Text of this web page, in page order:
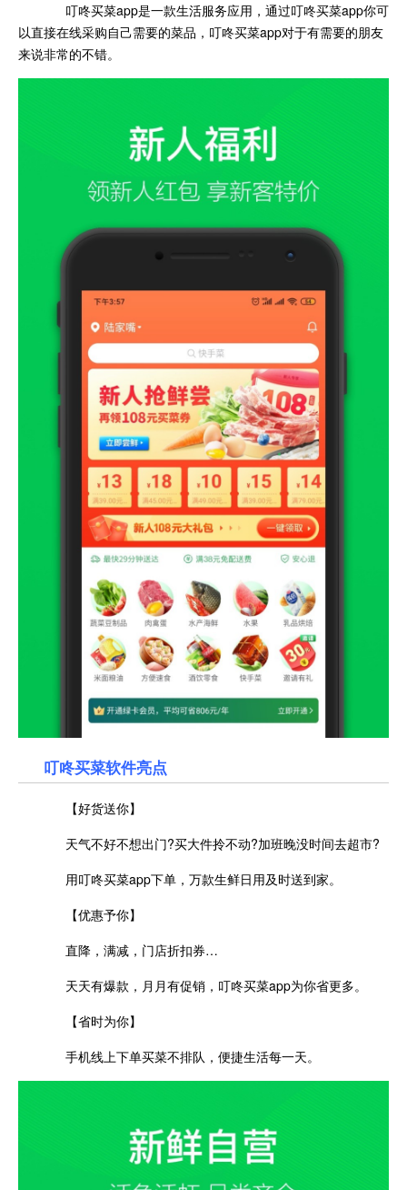
叮咚买菜app是一款生活服务应用，通过叮咚买菜app你可
以直接在线采购自己需要的菜品，叮咚买菜app对于有需要的朋友
来说非常的不错。
叮咚买菜软件亮点
【好货送你】
天气不好不想出门?买大件拎不动?加班晚没时间去超市?
用叮咚买菜app下单，万款生鲜日用及时送到家。
【优惠予你】
直降，满减，门店折扣券…
天天有爆款，月月有促销，叮咚买菜app为你省更多。
【省时为你】
手机线上下单买菜不排队，便捷生活每一天。